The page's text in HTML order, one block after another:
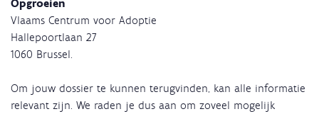
Opgroeien
Vlaams Centrum voor Adoptie
Hallepoortlaan 27
1060 Brussel.
Om jouw dossier te kunnen terugvinden, kan alle informatie
relevant zijn. We raden je dus aan om zoveel mogelijk